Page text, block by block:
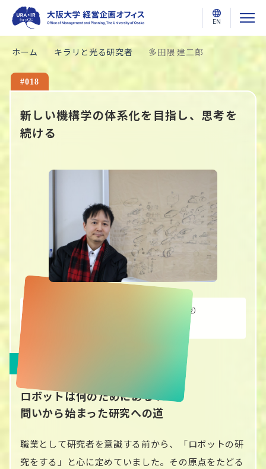
EN
ホーム キラリと光る研究者 多田隈 建二郎
#018
新しい機構学の体系化を目指し、思考を
続ける
大阪大学大学院基礎工学研究科 教授（栄誉教授）
ロボットは何のためにある？
問いから始まった研究への道
職業として研究者を意識する前から、「ロボットの研
究をする」と心に定めていました。その原点をたどる